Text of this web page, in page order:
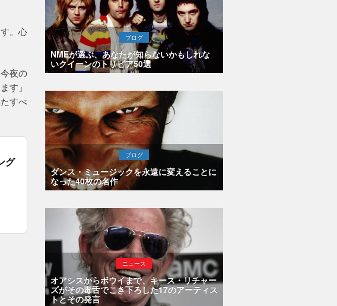
。心
夜の
す」
すべ
グ
ブログ
NMEが選ぶ、あなたが知らないかもしれな
いクイーンのトリビア50選
ブログ
ダンス・ミュージックを永遠に変えることに
なった40枚の名作
ニュース
オアシスからボウイまで、キース・リチャー
ズがその毒舌でこき下ろした17のアーティス
トとその発言